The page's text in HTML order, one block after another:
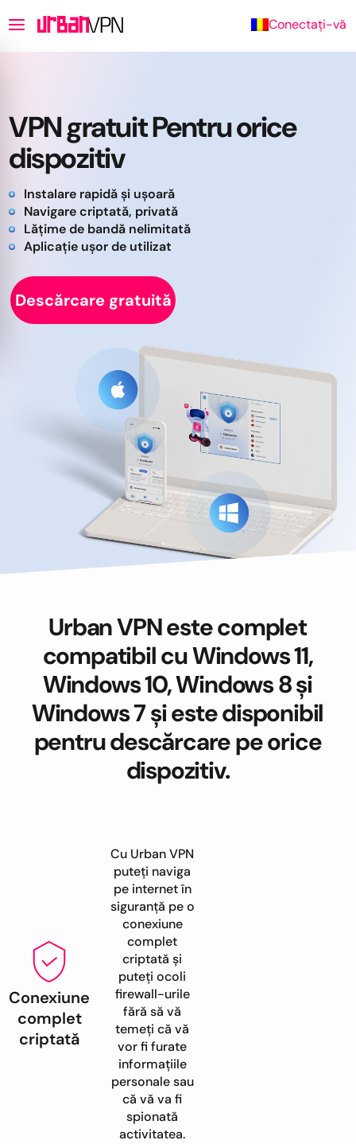
Conectați-vă
VPN gratuit Pentru orice
dispozitiv
Instalare rapidă și ușoară
Navigare criptată, privată
Lățime de bandă nelimitată
Aplicație ușor de utilizat
Descărcare gratuită
Urban VPN este complet
compatibil cu Windows 11,
Windows 10, Windows 8 și
Windows 7 și este disponibil
pentru descărcare pe orice
dispozitiv.
Conexiune
complet
criptată
Cu Urban VPN
puteți naviga
pe internet în
siguranță pe o
conexiune
complet
criptată și
puteți ocoli
firewall-urile
fără să vă
temeți că vă
vor fi furate
informațiile
personale sau
că vă va fi
spionată
activitatea.